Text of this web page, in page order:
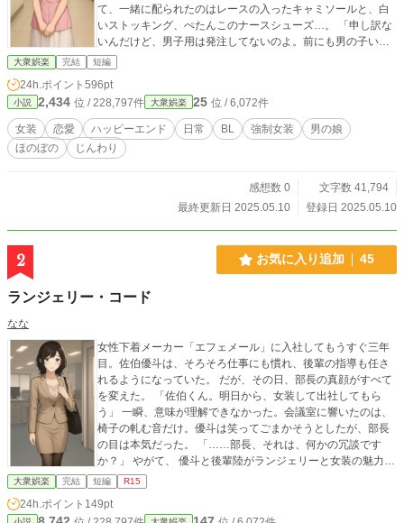
て、一緒に配られたのはレースの入ったキャミソールと、白
いストッキング、ぺたんこのナースシューズ…。 「申し訳な
いんだけど、男子用は発注してないのよ。前にも男の子いた
けど、みんなこれで乗り切ってもらったの」 担当教員の言葉
に、悠真は言葉を失った。 （冗談だろ……？） しかし、実習
は翌日から始まる。病院内での服装規定は厳しく、下着も透
け防止の白、指定品以外は不可。選択肢はなかった。 そし
て、実習初日。鏡の前に立った悠真は、自分が別人のように
見えた。スカートの裾がふくらはぎにふわりと触れ、ストッ
キング越しの脚が妙に意識される。 （これで病棟に行くの
と彼に微笑む。最初こそぎこちなかった歩き方も、数日もす
れば自然と腰を落とし、膝をそろえて立つようになった。
で……少し、嬉しいんだろう） ——女性用のナース服に包ま
れた一カ月の実習は、ただの訓練ではなく、彼の中に眠る何
大衆娯楽 完結 短編
24h.ポイント 596pt
小説 2,434 位 / 228,797件 大衆娯楽 25 位 / 6,072件
女装 恋愛 ハッピーエンド 日常 BL 強制女装
男の娘
ほのぼの
じんわり
感想数 0
文字数 41,794
最終更新日 2025.05.10
登録日 2025.05.10
2 お気に入り追加 45
ランジェリー・コード
なな
女性下着メーカー「エフェメール」に入社してもうすぐ三年
目。佐伯優斗は、そろそろ仕事にも慣れ、後輩の指導も任さ
れるようになっていた。 だが、その日、部長の真顔がすべて
を変えた。 「佐伯くん。明日から、女装して出社してもら
う」 一瞬、意味が理解できなかった。会議室に響いたのは、
椅子の軋む音だけ。優斗は笑ってごまかそうとしたが、部長
の目は本気だった。 「……部長、それは、何かの冗談です
か？」 やがて、 優斗と後輩陸がランジェリーと女装の魅力に
翻弄されていくお話です。
大衆娯楽 完結 短編 R15
24h.ポイント 149pt